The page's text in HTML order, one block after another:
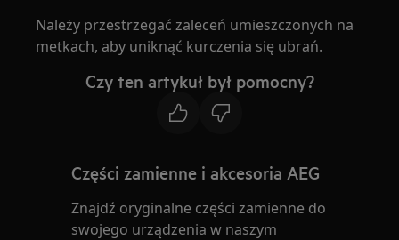
Należy przestrzegać zaleceń umieszczonych na
metkach, aby uniknąć kurczenia się ubrań.
Czy ten artykuł był pomocny?
Części zamienne i akcesoria AEG
Znajdź oryginalne części zamienne do
swojego urządzenia w naszym